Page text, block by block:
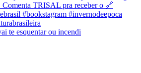
te esquentar ou incendi